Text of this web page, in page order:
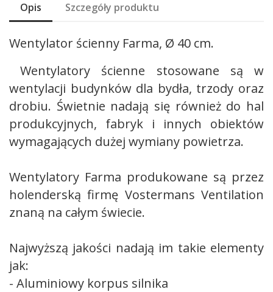
Opis Szczegóły produktu
Wentylator ścienny Farma, Ø 40 cm.
Wentylatory ścienne stosowane są w
wentylacji budynków dla bydła, trzody oraz
drobiu. Świetnie nadają się również do hal
produkcyjnych, fabryk i innych obiektów
wymagających dużej wymiany powietrza.
Wentylatory Farma produkowane są przez
holenderską firmę Vostermans Ventilation
znaną na całym świecie.
Najwyższą jakości nadają im takie elementy
jak:
- Aluminiowy korpus silnika